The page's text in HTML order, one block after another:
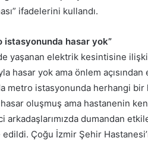
ifadelerini kullandı.
istasyonunda hasar yok”
yaşanan elektrik kesintisine
hasar yok ama önlem
metro istasyonunda herhangi
oluşmuş ama hastanenin
arkadaşlarımızda dumandan
Çoğu İzmir Şehir